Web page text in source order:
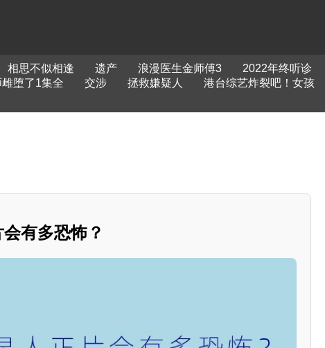
相思不似相逢 遗产 浪漫医生金师傅3
2022年终听诊
堕了1集全 交涉 拯救嫌疑人
港台综艺炸裂吧！女孩
有多恐怖？